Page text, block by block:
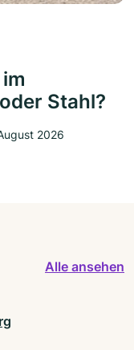
Stahl?
2026
Alle ansehen